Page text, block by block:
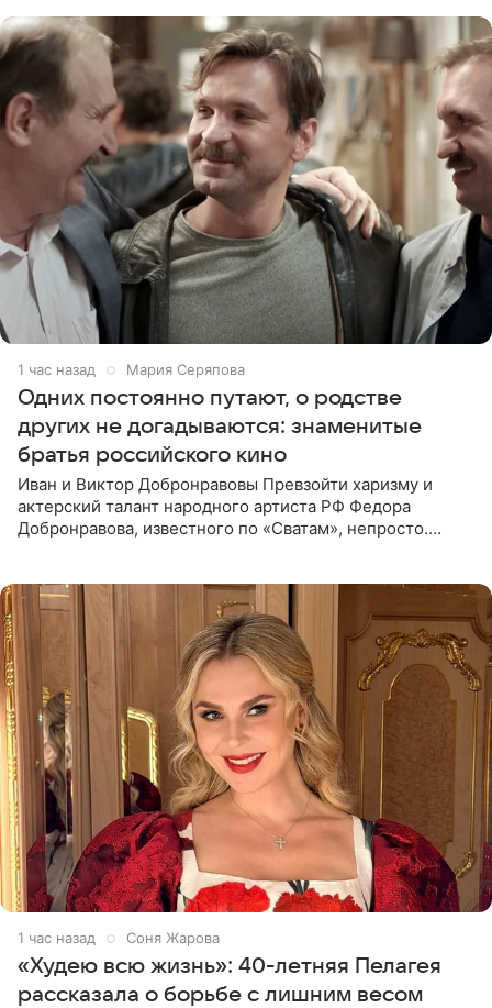
1 час назад Мария Серяпова
Одних постоянно путают, о родстве
других не догадываются: знаменитые
братья российского кино
Иван и Виктор Добронравовы Превзойти харизму и
актерский талант народного артиста РФ Федора
Добронравова, известного по «Сватам», непросто.
1 час назад Соня Жарова
«Худею всю жизнь»: 40-летняя Пелагея
рассказала о борьбе с лишним весом